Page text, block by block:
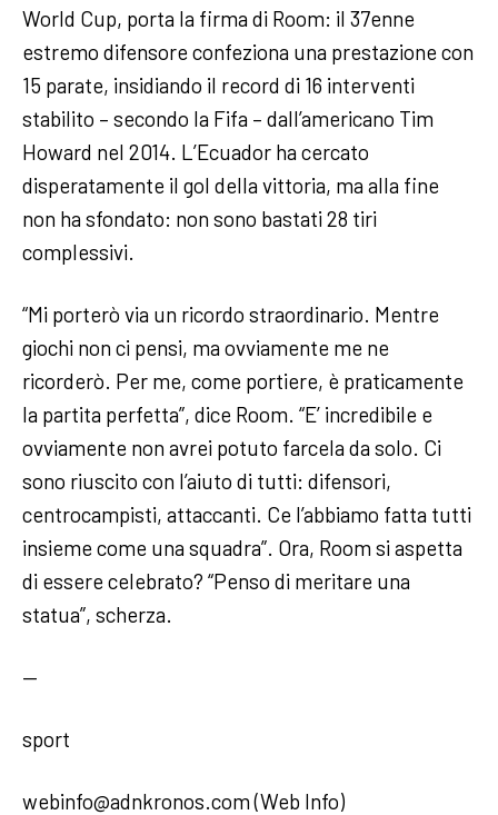
World Cup, porta la firma di Room: il 37enne
estremo difensore confeziona una prestazione con
15 parate, insidiando il record di 16 interventi
stabilito – secondo la Fifa – dall’americano Tim
Howard nel 2014. L’Ecuador ha cercato
disperatamente il gol della vittoria, ma alla fine
non ha sfondato: non sono bastati 28 tiri
complessivi.
“Mi porterò via un ricordo straordinario. Mentre
giochi non ci pensi, ma ovviamente me ne
ricorderò. Per me, come portiere, è praticamente
la partita perfetta”, dice Room. “E’ incredibile e
ovviamente non avrei potuto farcela da solo. Ci
sono riuscito con l’aiuto di tutti: difensori,
centrocampisti, attaccanti. Ce l’abbiamo fatta tutti
insieme come una squadra”. Ora, Room si aspetta
di essere celebrato? “Penso di meritare una
statua”, scherza.
—
sport
webinfo@adnkronos.com (Web Info)